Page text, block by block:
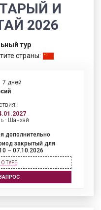
И
2026
тур
страны:
7 дней
- Шанхай
дополнительно
закрытый для
– 07.10.2026
ТУРЕ